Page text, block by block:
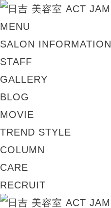
MENU
SALON INFORMATION
STAFF
GALLERY
BLOG
MOVIE
TREND STYLE
COLUMN
CARE
RECRUIT